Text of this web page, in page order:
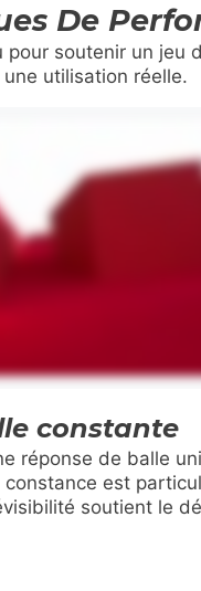
De
pour soutenir un
utilisation réelle.
constante
réponse de balle
est
soutient le